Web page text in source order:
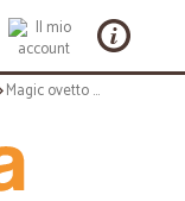
Magic ovetto deo frigo animali